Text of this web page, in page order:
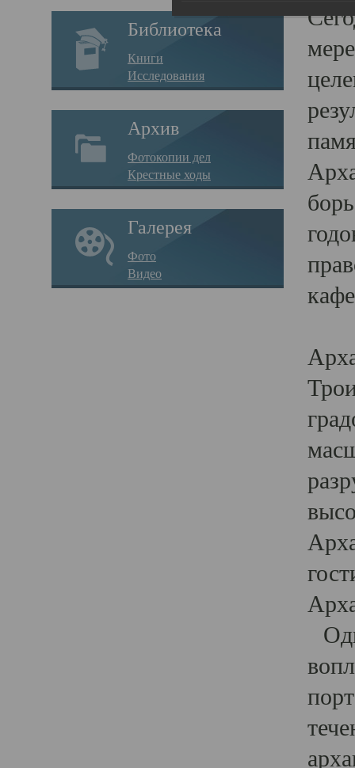
Библиотека
Книги
Исследования
Архив
Фотокопии дел
Крестные ходы
Галерея
Фото
Видео